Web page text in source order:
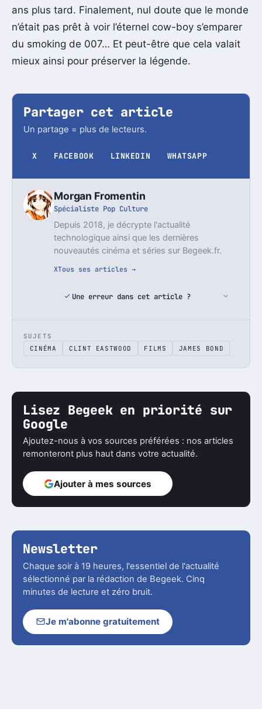
ans plus tard. Finalement, nul doute que le monde
n’était pas prêt à voir l’éternel cow-boy s’emparer
du smoking de 007… Et peut-être que cela valait
mieux ainsi pour préserver la légende.
Partager cet article
Un partage = plus de lecteurs.
X FACEBOOK LINKEDIN WHATSAPP
Morgan Fromentin
Spécialiste Pop Culture
Depuis 2018, je décrypte l'actualité
technologique ainsi que les dernières
nouveautés cinéma et séries sur Begeek.fr.
XTous ses articles →
Une erreur dans cet article ?
SUJETS
CINÉMA
CLINT EASTWOOD FILMS JAMES BOND
Lisez Begeek en priorité sur
Google
Ajoutez-nous à vos sources préférées : nos articles
remonteront plus haut dans votre actualité.
Ajouter à mes sources
Newsletter
Chaque soir à 19 heures, l'essentiel de l'actualité
sélectionné par la rédaction de Begeek. Cinq
minutes de lecture et zéro bruit.
Je m'abonne gratuitement